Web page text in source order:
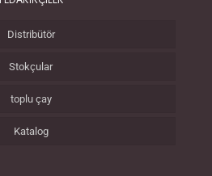
Distribütör
Stokçular
toplu çay
Katalog